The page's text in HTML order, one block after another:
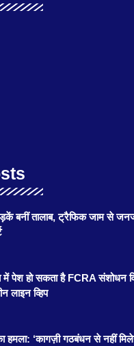
बनीं तालाब, ट्रैफिक जाम से
पेश हो सकता है FCRA संशोधन
लाइन व्हिप
हमला: ‘कागज़ी गठबंधन से नहीं